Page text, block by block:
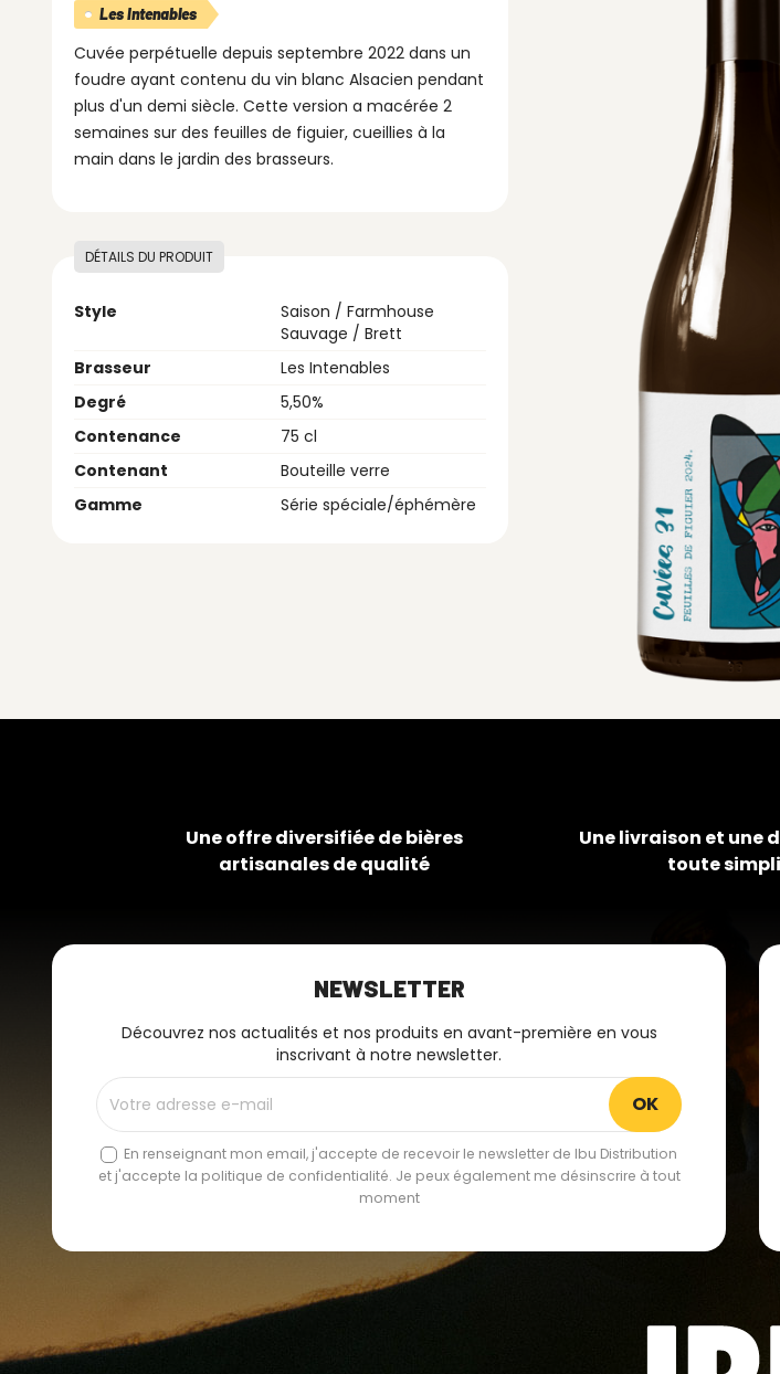
Les Intenables
Cuvée perpétuelle depuis septembre 2022 dans un
foudre ayant contenu du vin blanc Alsacien pendant
plus d'un demi siècle. Cette version a macérée 2
semaines sur des feuilles de figuier, cueillies à la
main dans le jardin des brasseurs.
DÉTAILS DU PRODUIT
Style
Saison / Farmhouse
Sauvage / Brett
Brasseur
Les Intenables
Degré
5,50%
Contenance
75 cl
Contenant
Bouteille verre
Gamme
Série spéciale/éphémère
Une offre diversifiée de bières
artisanales de qualité
Une livraison et une
toute
NEWSLETTER
Découvrez nos actualités et nos produits en avant-première en vous
inscrivant à notre newsletter.
En renseignant mon email, j'accepte de recevoir le newsletter de Ibu Distribution
et j'accepte la politique de confidentialité. Je peux également me désinscrire à tout
moment